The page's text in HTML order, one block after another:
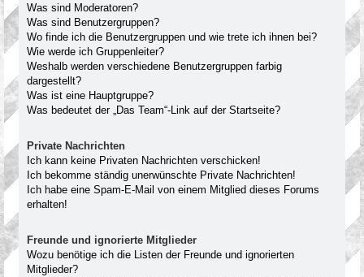
Was sind Moderatoren?
Was sind Benutzergruppen?
Wo finde ich die Benutzergruppen und wie trete ich ihnen bei?
Wie werde ich Gruppenleiter?
Weshalb werden verschiedene Benutzergruppen farbig
dargestellt?
Was ist eine Hauptgruppe?
Was bedeutet der „Das Team“-Link auf der Startseite?
Private Nachrichten
Ich kann keine Privaten Nachrichten verschicken!
Ich bekomme ständig unerwünschte Private Nachrichten!
Ich habe eine Spam-E-Mail von einem Mitglied dieses Forums
erhalten!
Freunde und ignorierte Mitglieder
Wozu benötige ich die Listen der Freunde und ignorierten
Mitglieder?